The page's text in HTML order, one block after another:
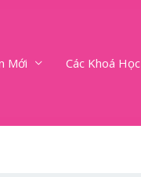
Mới Các Khoá Học